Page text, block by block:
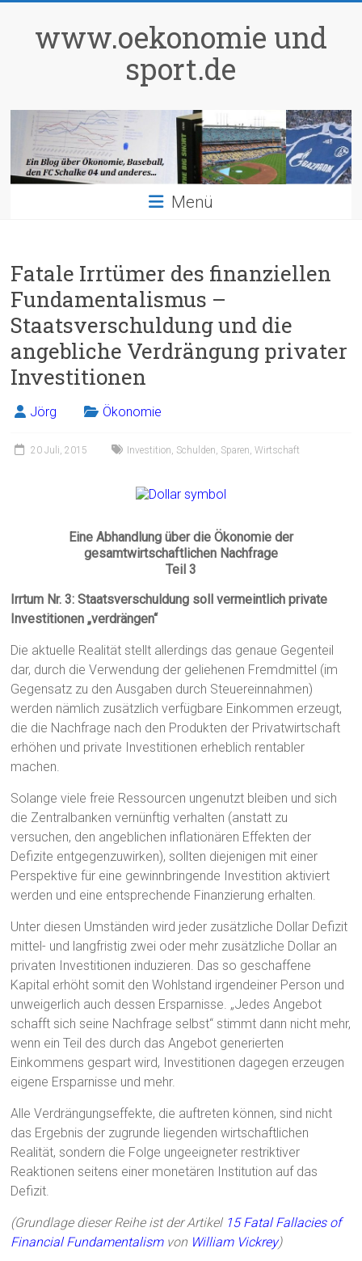
springenwww.oekonomie und
sport.de
Menü
Fatale Irrtümer des finanziellen
Fundamentalismus –
Staatsverschuldung und die
angebliche Verdrängung privater
Investitionen
Jörg Ökonomie
20 Juli, 2015 Investition, Schulden, Sparen,Wirtschaft
Eine Abhandlung über die Ökonomie der
gesamtwirtschaftlichen Nachfrage
Teil 3
Irrtum Nr. 3: Staatsverschuldung soll vermeintlich private
Investitionen „verdrängen“
Die aktuelle Realität stellt allerdings das genaue Gegenteil
dar, durch die Verwendung der geliehenen Fremdmittel (im
Gegensatz zu den Ausgaben durch Steuereinnahmen)
werden nämlich zusätzlich verfügbare Einkommen erzeugt,
die die Nachfrage nach den Produkten der Privatwirtschaft
erhöhen und private Investitionen erheblich rentabler
machen.
Solange viele freie Ressourcen ungenutzt bleiben und sich
die Zentralbanken vernünftig verhalten (anstatt zu
versuchen, den angeblichen inflationären Effekten der
Defizite entgegenzuwirken), sollten diejenigen mit einer
Perspektive für eine gewinnbringende Investition aktiviert
werden und eine entsprechende Finanzierung erhalten.
Unter diesen Umständen wird jeder zusätzliche Dollar Defizit
mittel- und langfristig zwei oder mehr zusätzliche Dollar an
privaten Investitionen induzieren. Das so geschaffene
Kapital erhöht somit den Wohlstand irgendeiner Person und
unweigerlich auch dessen Ersparnisse. „Jedes Angebot
schafft sich seine Nachfrage selbst“ stimmt dann nicht mehr,
wenn ein Teil des durch das Angebot generierten
Einkommens gespart wird, Investitionen dagegen erzeugen
eigene Ersparnisse und mehr.
Alle Verdrängungseffekte, die auftreten können, sind nicht
das Ergebnis der zugrunde liegenden wirtschaftlichen
Realität, sondern die Folge ungeeigneter restriktiver
Reaktionen seitens einer monetären Institution auf das
Defizit.
(Grundlage dieser Reihe ist der Artikel 15 Fatal Fallacies of
Financial Fundamentalismvon William Vickrey)